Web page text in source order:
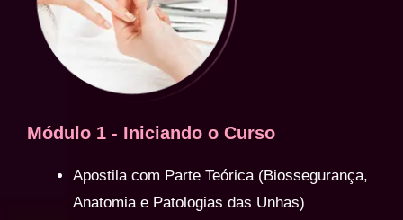
Módulo 1 - Iniciando o Curso
Apostila com Parte Teórica (Biossegurança,
Anatomia e Patologias das Unhas)